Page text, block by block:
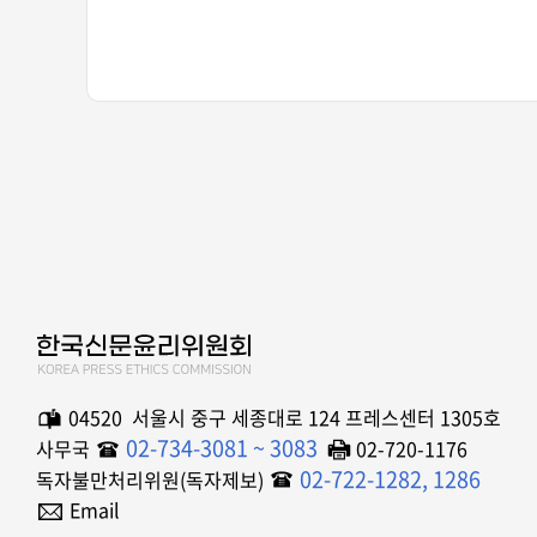
04520 서울시 중구 세종대로 124 프레스센터 1305호
사무국
02-734-3081 ~ 3083
02-720-1176
독자불만처리위원(독자제보)
02-722-1282, 1286
Email